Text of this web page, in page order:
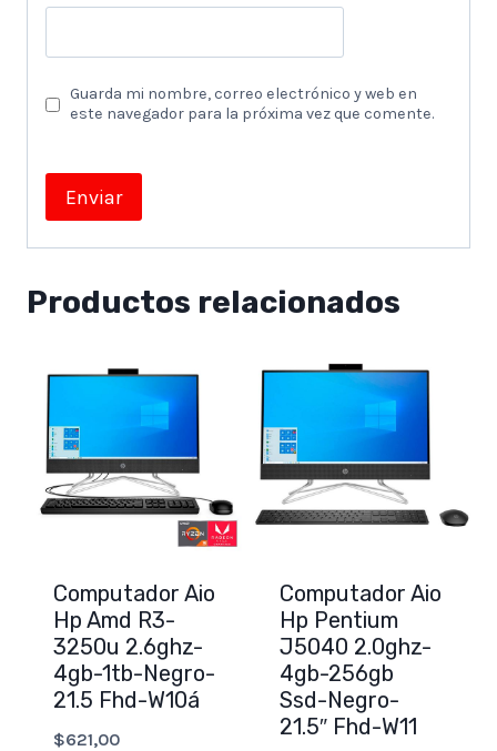
Guarda mi nombre, correo electrónico y web en
este navegador para la próxima vez que comente.
Productos relacionados
Computador Aio
Hp Amd R3-
3250u 2.6ghz-
4gb-1tb-Negro-
21.5 Fhd-W10á
$621,00
Computador Aio
Hp Pentium
J5040 2.0ghz-
4gb-256gb
Ssd-Negro-
21.5″ Fhd-W11